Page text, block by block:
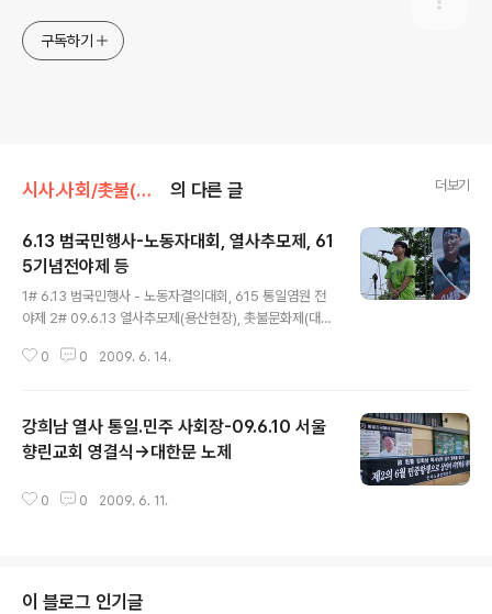
구독하기
시사.사회/촛불(민생) 의 다른 글 더보기
6.13 범국민행사-노동자대회, 열사추모제, 61
5기념전야제 등
1# 6.13 범국민행사 - 노동자결의대회, 615 통일염원 전
야제 2# 09.6.13 열사추모제(용산현장), 촛불문화제(대한
노 결의대회 2# 용산참사 현장, 열사추모 문화제 } 3# 대
0 0 2009. 6. 14.
강희남 열사 통일.민주 사회장-09.6.10 서울
향린교회 영결식->대한문 노제
0 0 2009. 6. 11.
이 블로그 인기글